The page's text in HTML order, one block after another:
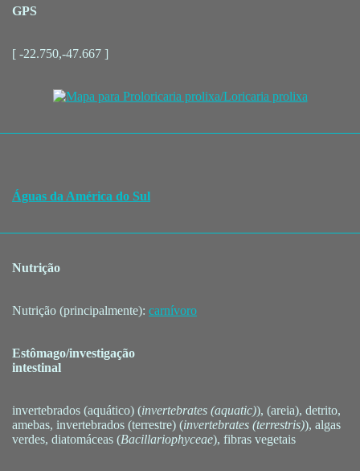
GPS
[ -22.750,-47.667 ]
Águas da América do Sul
Nutrição
Nutrição (principalmente): carnívoro
Estômago/investigação
intestinal
invertebrados (aquático) (invertebrates (aquatic)), (areia), detrito,
amebas, invertebrados (terrestre) (invertebrates (terrestris)), algas
verdes, diatomáceas (Bacillariophyceae), fibras vegetais